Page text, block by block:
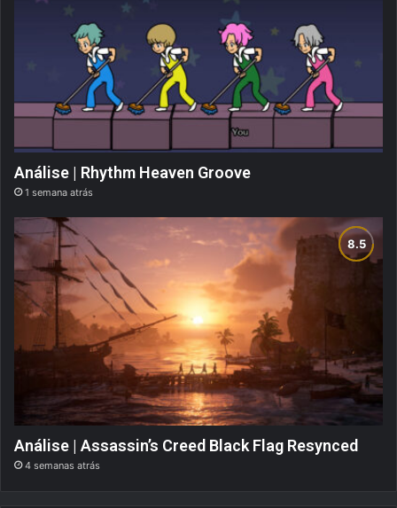
Análise | Rhythm Heaven Groove
1 semana atrás
Análise | Assassin’s Creed Black Flag Resynced
4 semanas atrás